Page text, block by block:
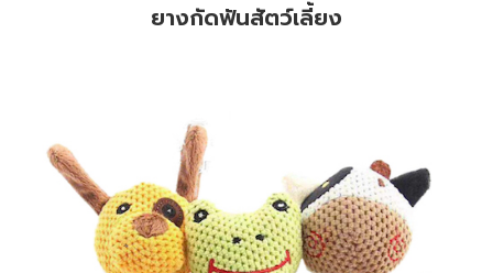
ยางกัดฟันสัตว์เลี้ยง